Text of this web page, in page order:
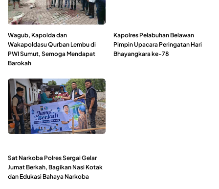
Wagub, Kapolda dan
WakapoIdasu Qurban Lembu di
PWI Sumut, Semoga Mendapat
Barokah
Kapolres Pelabuhan Belawan
Pimpin Upacara Peringatan Hari
Bhayangkara ke-78
Sat Narkoba Polres Sergai Gelar
Jumat Berkah, Bagikan Nasi Kotak
dan Edukasi Bahaya Narkoba